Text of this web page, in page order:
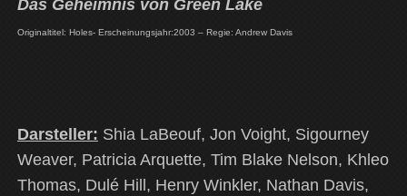
Das Geheimnis von Green Lake
Originaltitel: Holes- Erscheinungsjahr:2003 – Regie: Andrew Davis
Darsteller: Shia LaBeouf, Jon Voight, Sigourney
Weaver, Patricia Arquette, Tim Blake Nelson, Khleo
Thomas, Dulé Hill, Henry Winkler, Nathan Davis,